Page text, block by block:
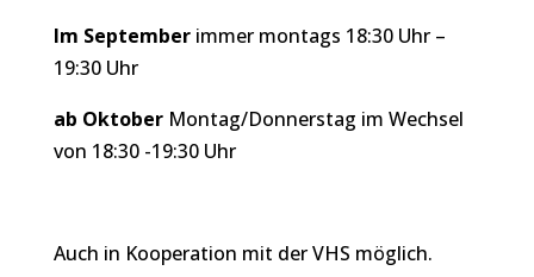
Im Septemberimmer montags 18:30 Uhr –
19:30 Uhr
ab OktoberMontag/Donnerstag im Wechsel
von 18:30 -19:30 Uhr
Auch in Kooperation mit der VHS möglich.